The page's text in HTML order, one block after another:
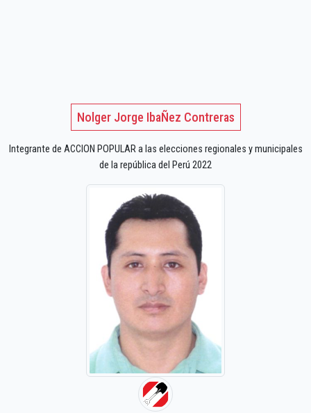
Nolger Jorge IbaÑez Contreras
Integrante de ACCION POPULAR a las elecciones regionales y municipales
de la república del Perú 2022